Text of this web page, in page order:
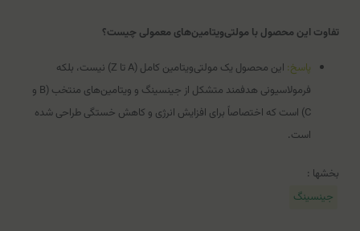
تفاوت این محصول با مولتی‌ویتامین‌های معمولی چیست؟
پاسخ:
این محصول یک مولتی‌ویتامین کامل (A تا Z) نیست، بلکه
فرمولاسیونی هدفمند متشکل از جینسینگ و ویتامین‌های منتخب (B و
C) است که اختصاصاً برای افزایش انرژی و کاهش خستگی طراحی شده
است.
بخشها :
جینسینگ